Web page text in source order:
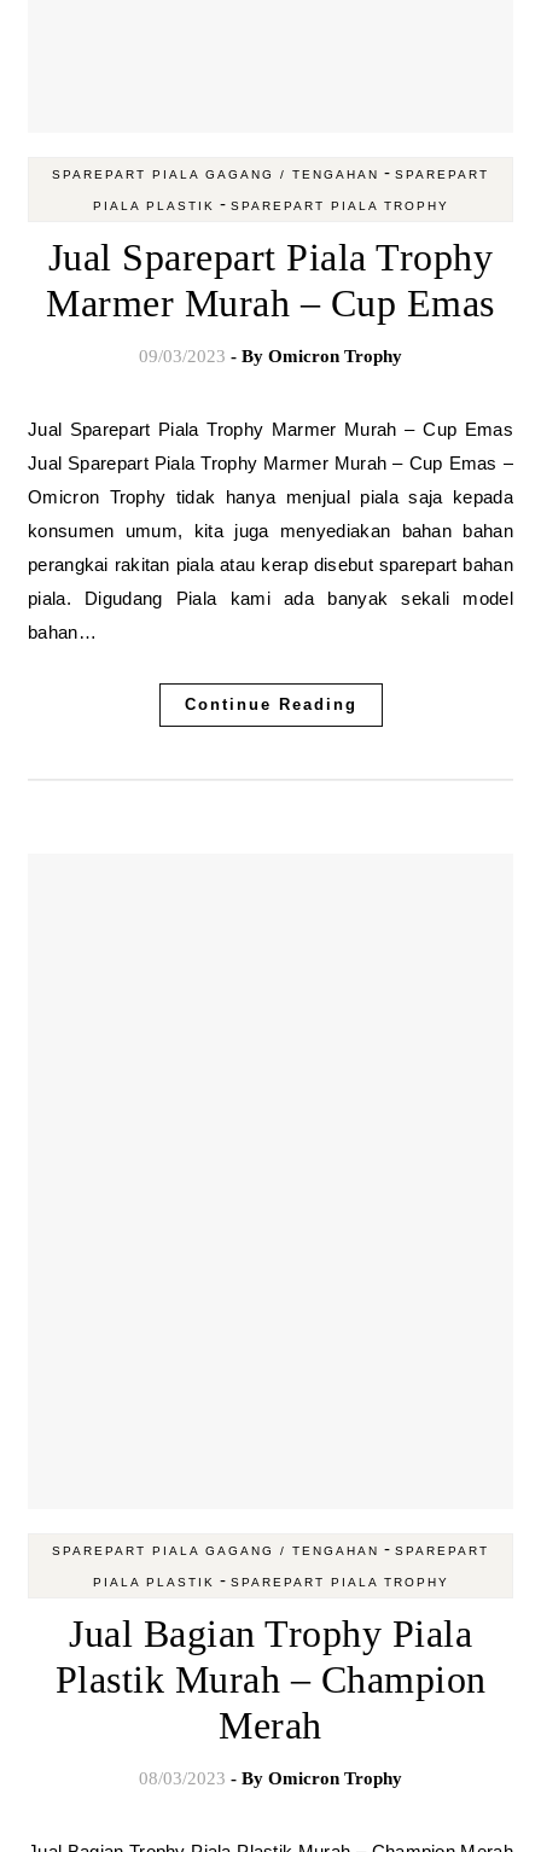
SPAREPART PIALA GAGANG / TENGAHAN - SPAREPART
PIALA PLASTIK - SPAREPART PIALA TROPHY
Jual Sparepart Piala Trophy
Marmer Murah – Cup Emas
09/03/2023 - By Omicron Trophy
Jual Sparepart Piala Trophy Marmer Murah – Cup Emas
Jual Sparepart Piala Trophy Marmer Murah – Cup Emas –
Omicron Trophy tidak hanya menjual piala saja kepada
konsumen umum, kita juga menyediakan bahan bahan
perangkai rakitan piala atau kerap disebut sparepart bahan
piala. Digudang Piala kami ada banyak sekali model
bahan…
Continue Reading
SPAREPART PIALA GAGANG / TENGAHAN - SPAREPART
PIALA PLASTIK - SPAREPART PIALA TROPHY
Jual Bagian Trophy Piala
Plastik Murah – Champion
Merah
08/03/2023 - By Omicron Trophy